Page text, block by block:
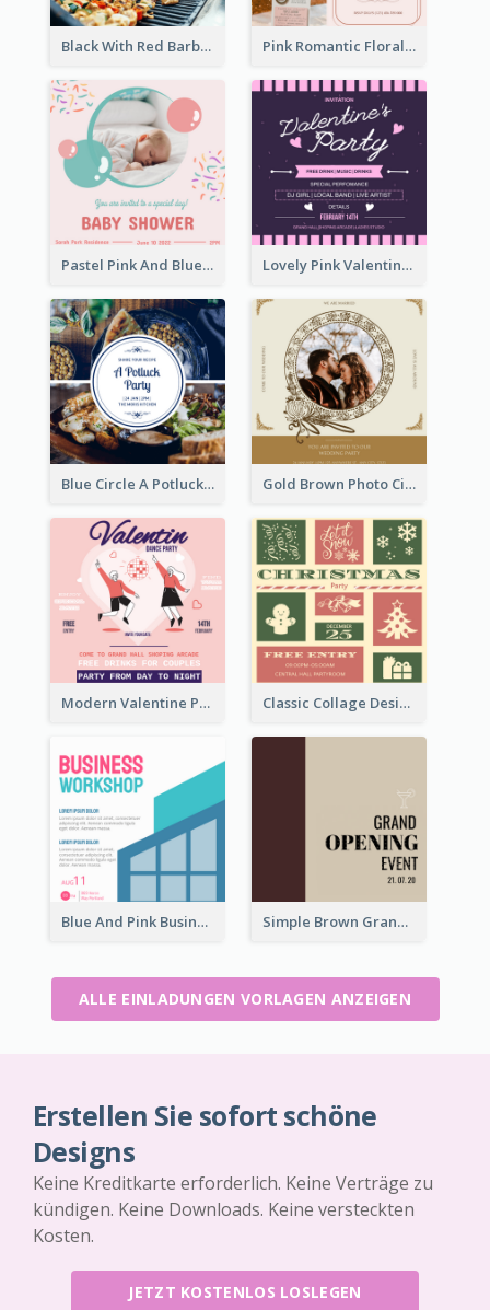
Black With Red Barbecue Housewarming Invitation Pink Romantic Floral Photo Wedding Invitation
Pastel Pink And Blue Baby Shower Invitation Lovely Pink Valentine Celebration Invitation Design Ideas
Blue Circle A Potluck Party Invitation Gold Brown Photo Circle Wedding Invitation
Modern Valentine Party Pink Invitation Design Templates Classic Collage Design Christmas Invitation Idea
Blue And Pink Business Workshop Learning Invitation Simple Brown Grand Opening Event Invitation
ALLE EINLADUNGEN VORLAGEN ANZEIGEN
Erstellen Sie sofort schöne
Designs
Keine Kreditkarte erforderlich. Keine Verträge zu
kündigen. Keine Downloads. Keine versteckten
Kosten.
JETZT KOSTENLOS LOSLEGEN